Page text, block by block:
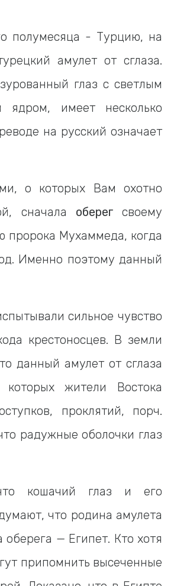
полумесяца - Турцию, на
амулет от сглаза.
глаз с светлым
имеет несколько
на русский означает
о которых Вам охотно
сначала оберегсвоему
пророка Мухаммеда, когда
Именно поэтому данный
сильное чувство
крестоносцев. В земли
данный амулет от сглаза
которых жители Востока
проклятий, порч.
радужные оболочки глаз
что кошачий глаз и его
что родина амулета
— Египет. Кто хотя
припомнить высеченные